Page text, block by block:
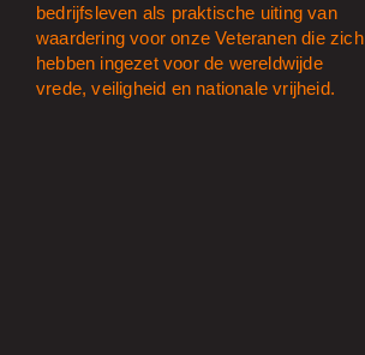
bedrijfsleven als praktische uiting van
waardering voor onze Veteranen die zich
hebben ingezet voor de wereldwijde
vrede, veiligheid en nationale vrijheid.